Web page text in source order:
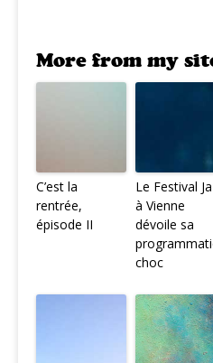
More from my
C’est la
rentrée,
épisode II
Le Festival
à Vienne
dévoile sa
choc